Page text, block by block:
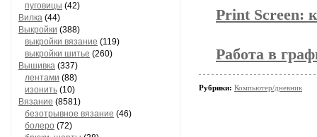
пуговицы (42)
Вилка (44)
Выкройки (388)
выкройки вязание (119)
выкройки шитье (260)
Вышивка (337)
лентами (88)
изонить (10)
Вязание (8581)
безотрывное вязание (46)
болеро (72)
Print Screen:
Работа в
Рубрики: Компьютер/дневник